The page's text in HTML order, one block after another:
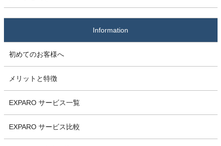
Information
初めてのお客様へ
メリットと特徴
EXPARO サービス一覧
EXPARO サービス比較